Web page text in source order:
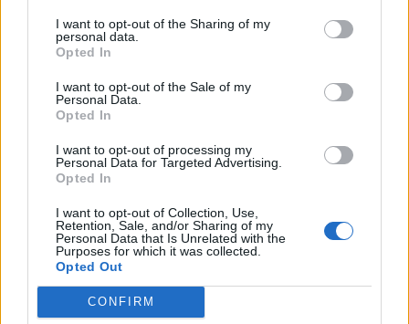
I want to opt-out of the Sharing of my
personal data.
Opted In
I want to opt-out of the Sale of my
Personal Data.
Opted In
I want to opt-out of processing my
Personal Data for Targeted Advertising.
Opted In
I want to opt-out of Collection, Use,
Retention, Sale, and/or Sharing of my
Personal Data that Is Unrelated with the
Purposes for which it was collected.
Opted Out
CONFIRM
2026. augusztus 06., csütörtök
Bolojan szerint négy éve a
közlekedési minisztériumnál van
egy projekt, ami a Duna